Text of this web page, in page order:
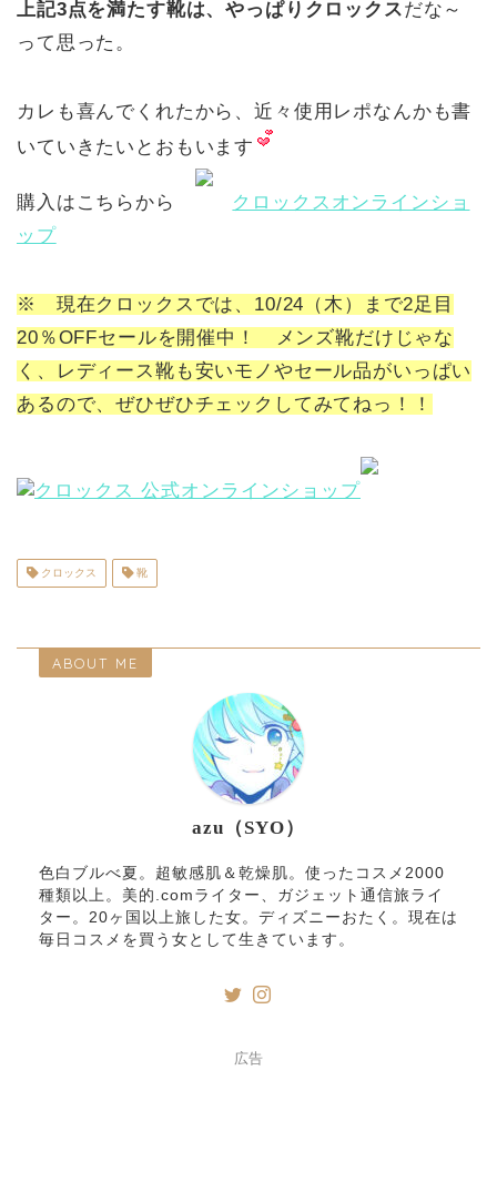
上記3点を満たす靴は、やっぱりクロックスだな～
って思った。
カレも喜んでくれたから、近々使用レポなんかも書
いていきたいとおもいます
購入はこちらから
クロックスオンラインショ
ップ
※ 現在クロックスでは、10/24（木）まで2足目
20％OFFセールを開催中！ メンズ靴だけじゃな
く、レディース靴も安いモノやセール品がいっぱい
あるので、ぜひぜひチェックしてみてねっ！！
クロックス 靴
ABOUT ME
azu（SYO）
色白ブルべ夏。超敏感肌＆乾燥肌。使ったコスメ2000
種類以上。美的.comライター、ガジェット通信旅ライ
ター。20ヶ国以上旅した女。ディズニーおたく。現在は
毎日コスメを買う女として生きています。
広告